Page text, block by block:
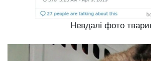
Невдалі фото